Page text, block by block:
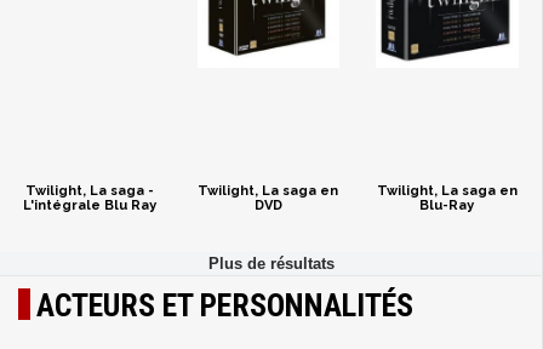
Twilight, La saga -
L'intégrale Blu Ray
Twilight, La saga en
DVD
Twilight, La saga en
Blu-Ray
ACTEURS ET PERSONNALITÉS